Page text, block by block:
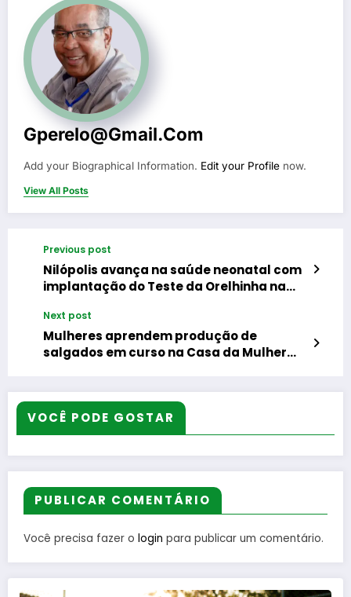
Gperelo@gmail.com
Add your Biographical Information. Edit your Profile now.
View All Posts
Previous post
Nilópolis avança na saúde neonatal com
implantação do Teste da Orelhinha na
Next post
Mulheres aprendem produção de
salgados em curso na Casa da Mulher
VOCÊ PODE GOSTAR
PUBLICAR COMENTÁRIO
Você precisa fazer o login para publicar um comentário.